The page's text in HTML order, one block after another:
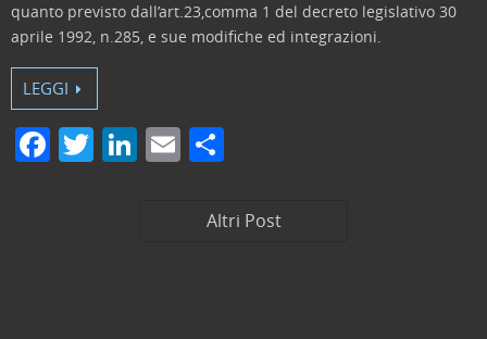
quanto previsto dall’art.23,comma 1 del decreto legislativo 30
aprile 1992, n.285, e sue modifiche ed integrazioni.
LEGGI
F T Li E
ai n
Altri Post